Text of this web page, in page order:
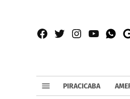
Facebook
TwitterInstagram
YouTube
PIRACICABA